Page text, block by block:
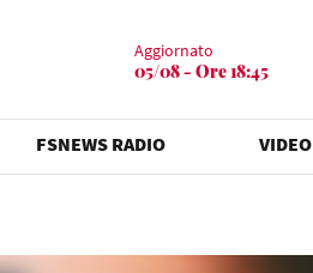
Aggiornato
05/08 - Ore 18:45
FSNEWS RADIO VIDEO